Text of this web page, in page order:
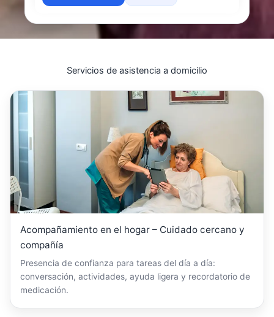
Servicios de asistencia a domicilio
Acompañamiento en el hogar – Cuidado cercano y
compañía
Presencia de confianza para tareas del día a día:
conversación, actividades, ayuda ligera y recordatorio de
medicación.